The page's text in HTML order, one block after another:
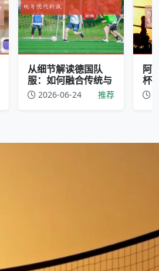
从细节解读德国队
服：如何融合传统与
2026-06-24 推荐
阿
杯